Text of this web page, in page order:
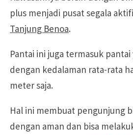
plus menjadi pusat segala
Tanjung Benoa.
Pantai ini juga termasuk
dengan kedalaman rata-rata
meter saja.
Hal ini membuat pengunjung
dengan aman dan bisa